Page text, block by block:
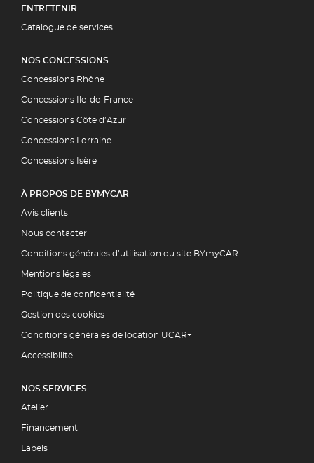
ENTRETENIR
Catalogue de services
NOS CONCESSIONS
Concessions Rhône
Concessions Ile-de-France
Concessions Côte d’Azur
Concessions Lorraine
Concessions Isère
À PROPOS DE BYMYCAR
Avis clients
Nous contacter
Conditions générales d’utilisation du site BYmyCAR
Mentions légales
Politique de confidentialité
Gestion des cookies
Conditions générales de location UCAR+
Accessibilité
NOS SERVICES
Atelier
Financement
Labels